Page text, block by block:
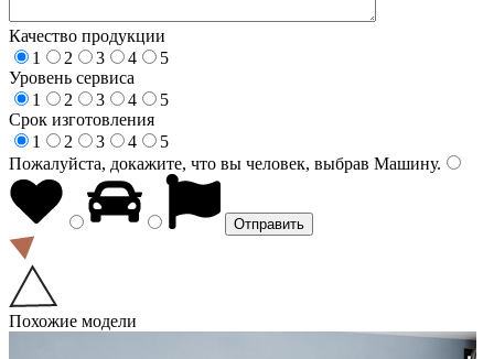
Качество продукции
1
2 3 4
5
Уровень сервиса
1
2 3 4
5
Срок изготовления
1
2 3 4
5
Пожалуйста, докажите, что вы человек, выбрав Машину.
Похожие модели